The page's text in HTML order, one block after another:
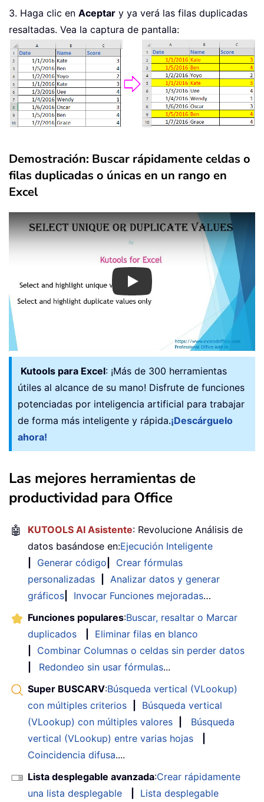
3. Haga clic en Aceptar y ya verá las filas duplicadas
resaltadas. Vea la captura de pantalla:
Demostración: Buscar rápidamente celdas o
filas duplicadas o únicas en un rango en
Excel
Play
Kutools para Excel: ¡Más de 300 herramientas
útiles al alcance de su mano! Disfrute de funciones
potenciadas por inteligencia artificial para trabajar
de forma más inteligente y rápida.¡Descárguelo
ahora!
Las mejores herramientas de
productividad para Office
🤖 KUTOOLS AI Asistente: Revolucione Análisis de
datos basándose en:Ejecución Inteligente
Generar código
Crear fórmulas
personalizadas
Analizar datos y generar
gráficos
Invocar Funciones mejoradas…
Funciones populares:Buscar, resaltar o Marcar
duplicados
Eliminar filas en blanco
Combinar Columnas o celdas sin perder datos
Redondeo sin usar fórmulas...
Super BUSCARV:Búsqueda vertical (VLookup)
con múltiples criterios
Búsqueda vertical
(VLookup) con múltiples valores
Búsqueda
vertical (VLookup) entre varias hojas
Coincidencia difusa....
Lista desplegable avanzada:Crear rápidamente
una lista desplegable
Lista desplegable